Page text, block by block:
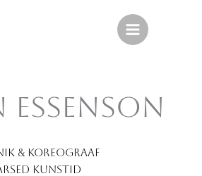
& koreograaf
kunstid